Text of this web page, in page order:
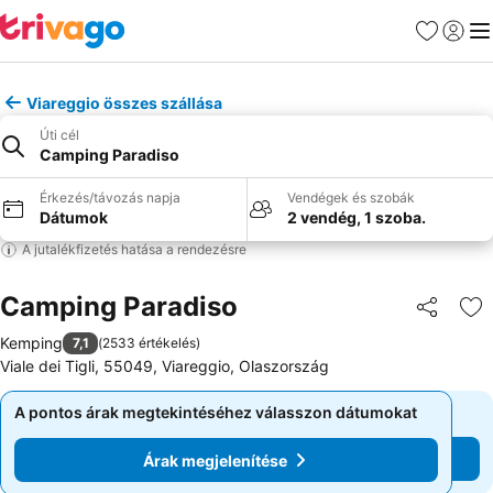
Kedvencek
Viareggio összes szállása
Úti cél
Camping Paradiso
Érkezés/távozás napja
Dátumok
Vendégek és szobák
2 vendég, 1 szoba.
A jutalékfizetés hatása a rendezésre
Camping Paradiso
Kemping 7,1 (2533 értékelés)
Viale dei Tigli, 55049, Viareggio, Olaszország
A pontos árak megtekintéséhez válasszon dátumokat
Árak megjelenítése
A pontos árak megtekintéséhez válasszon dátumokat
Árak megjelenítése